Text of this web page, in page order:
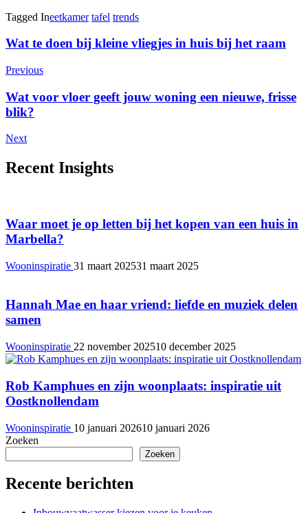
Tagged Ineetkamer tafel trends
Post
Navigation
Wat te doen bij kleine vliegjes in huis bij het raam
Previous
Wat voor vloer geeft jouw woning een nieuwe, frisse
blik?
Next
Recent Insights
Waar moet je op letten bij het kopen van een huis in
Marbella?
Wooninspiratie 31 maart 202531 maart 2025
Hannah Mae en haar vriend: liefde en muziek delen
samen
Wooninspiratie 22 november 202510 december 2025
Rob Kamphues en zijn woonplaats: inspiratie uit
Oostknollendam
Wooninspiratie 10 januari 202610 januari 2026
Zoeken
Zoeken
Recente berichten